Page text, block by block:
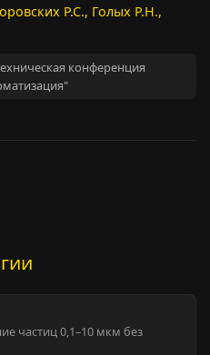
Р.С., Голых Р.Н.,
конференция
частиц 0,1–10 мкм без